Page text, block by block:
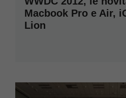
Macbook Pro e Air,
Lion